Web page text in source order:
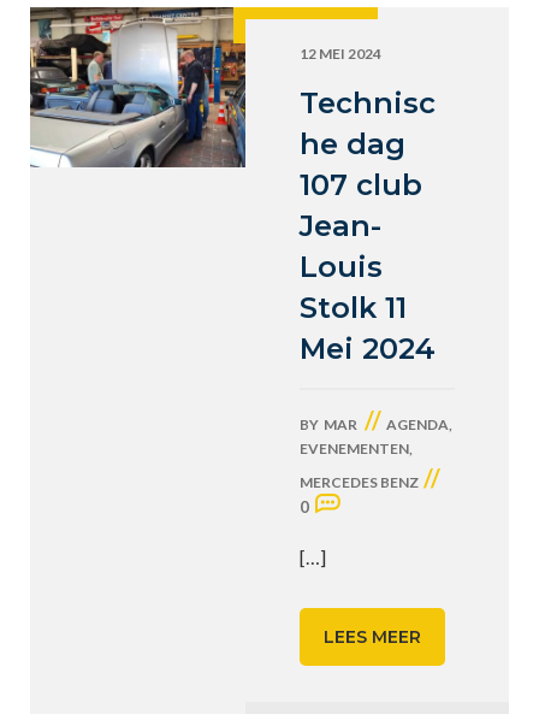
12 MEI 2024
Technisc
he dag
107 club
Jean-
Louis
Stolk 11
Mei 2024
BY MAR // AGENDA,
EVENEMENTEN,
MERCEDES BENZ //
0
[…]
LEES MEER